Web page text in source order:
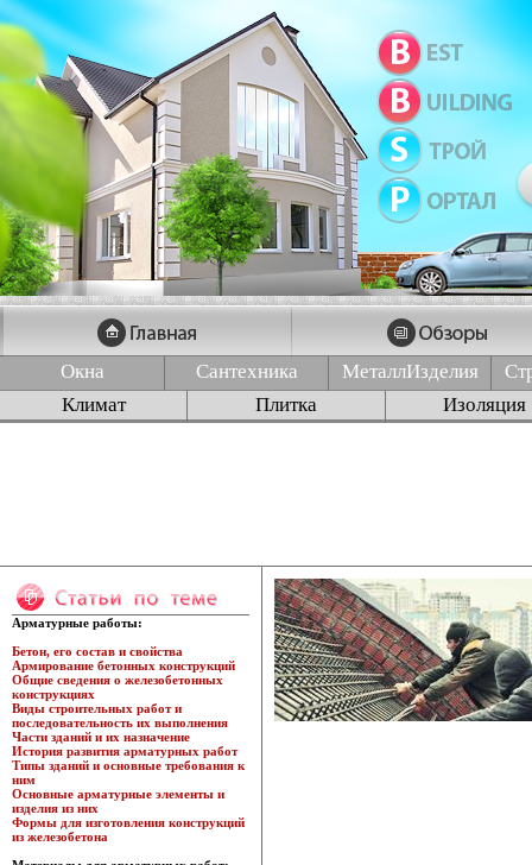
Окна Сантехника МеталлИзделия
Климат
Плитка Изоляция
Арматурные работы:
Бетон, его состав и свойства
Армирование бетонных конструкций
Общие сведения о железобетонных
конструкциях
Виды строительных работ и
последовательность их выполнения
Части зданий и их назначение
История развития арматурных работ
Типы зданий и основные требования к
ним
Основные арматурные элементы и
изделия из них
Формы для изготовления конструкций
из железобетона